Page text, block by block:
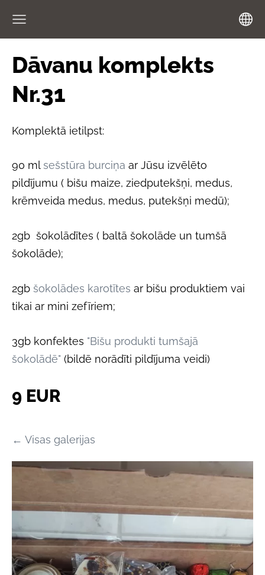
Dāvanu komplekts
Nr.31
Komplektā ietilpst:
90 mlsešstūra burciņa ar Jūsu izvēlēto
pildījumu ( bišu maize, ziedputekšņi, medus,
krēmveida medus, medus, putekšņi medū);
2gb šokolādītes ( baltā šokolāde un tumšā
šokolāde);
2gb šokolādes karotītes ar bišu produktiem vai
tikai ar mini zefīriem;
3gb konfektes "Bišu produkti tumšajā
šokolādē" (bildē norādīti pildījuma veidi)
9 EUR
Visas galerijas